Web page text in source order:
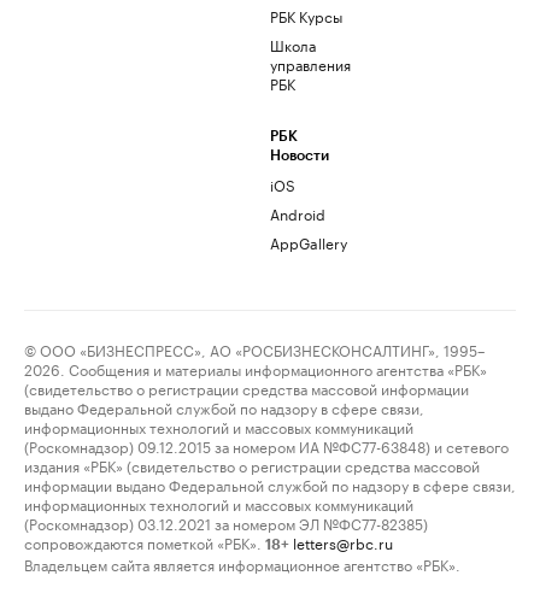
РБК Курсы
Школа
управления
РБК
РБК
Новости
iOS
Android
AppGallery
© ООО «БИЗНЕСПРЕСС», АО «РОСБИЗНЕСКОНСАЛТИНГ», 1995–
2026. Сообщения и материалы информационного агентства «РБК»
(свидетельство о регистрации средства массовой информации
выдано Федеральной службой по надзору в сфере связи,
информационных технологий и массовых коммуникаций
(Роскомнадзор) 09.12.2015 за номером ИА №ФС77-63848) и сетевого
издания «РБК» (свидетельство о регистрации средства массовой
информации выдано Федеральной службой по надзору в сфере связи,
информационных технологий и массовых коммуникаций
(Роскомнадзор) 03.12.2021 за номером ЭЛ №ФС77-82385)
сопровождаются пометкой «РБК».
18+ letters@rbc.ru
Владельцем сайта является информационное агентство «РБК».